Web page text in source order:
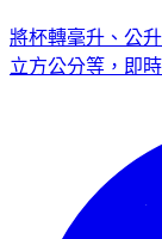
將杯轉毫升、公
立方公分等，即